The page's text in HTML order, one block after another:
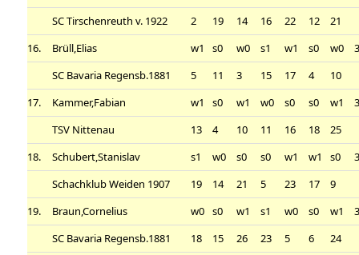
SC Tirschenreuth v. 1922
2 19 14 16 22 12
21
16.
Brüll,Elias w1 s0 w0 s1 w1 s0 w0
SC Bavaria Regensb.1881
5 11 3 15 17 4
10
17.
Kammer,Fabian w1 s0 w1 w0 s0 s0 w1
TSV Nittenau
13 4 10 11 16 18
25
18.
Schubert,Stanislav s1 w0 s0 s0 w1 w1 s0
Schachklub Weiden 1907
19 14 21 5 23 17
9
19.
Braun,Cornelius w0 s0 w1 s1 w0 s0 w1
SC Bavaria Regensb.1881
18 15 26 23 5 6
24